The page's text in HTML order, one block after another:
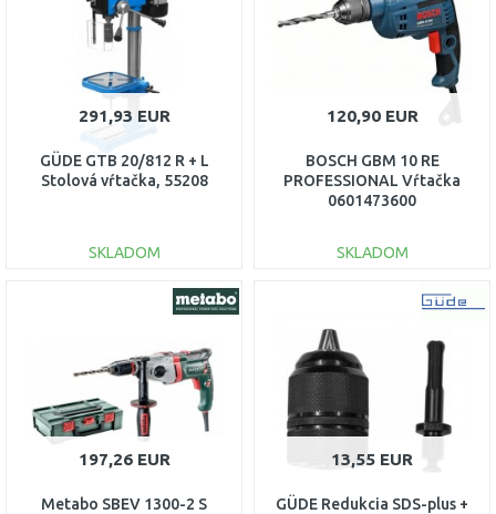
291,93 EUR
GÜDE GTB 20/812 R + L
Stolová vŕtačka, 55208
SKLADOM
DO KOŠÍKA
120,90 EUR
BOSCH GBM 10 RE
PROFESSIONAL Vŕtačka
0601473600
SKLADOM
DO KOŠÍKA
197,26 EUR
Metabo SBEV 1300-2 S
13,55 EUR
GÜDE Redukcia SDS-plus +